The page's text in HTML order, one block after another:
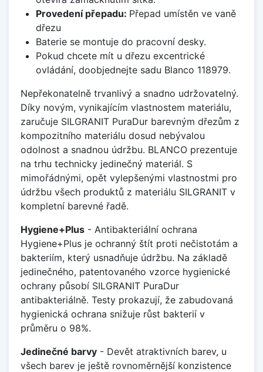
Provedení přepadu: Přepad umístěn ve vaně
dřezu
Baterie se montuje do pracovní desky.
Pokud chcete mít u dřezu excentrické
ovládání, doobjednejte sadu Blanco 118979.
Nepřekonatelně trvanlivý a snadno udržovatelný.
Díky novým, vynikajícím vlastnostem materiálu,
zaručuje SILGRANIT PuraDur barevným dřezům z
kompozitního materiálu dosud nebývalou
odolnost a snadnou údržbu. BLANCO prezentuje
na trhu technicky jedinečný materiál. S
mimořádnými, opět vylepšenými vlastnostmi pro
údržbu všech produktů z materiálu SILGRANIT v
kompletní barevné řadě.
Hygiene+Plus - Antibakteriální ochrana
Hygiene+Plus je ochranný štít proti nečistotám a
bakteriím, který usnadňuje údržbu. Na základě
jedinečného, patentovaného vzorce hygienické
ochrany působí SILGRANIT PuraDur
antibakteriálně. Testy prokazují, že zabudovaná
hygienická ochrana snižuje růst bakterií v
průměru o 98%.
Jedinečné barvy - Devět atraktivních barev, u
všech barev je ještě rovnoměrnější konzistence